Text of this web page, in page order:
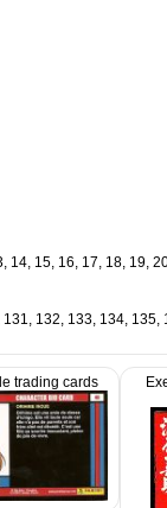
14, 15, 16, 17, 18, 19,
132, 133, 134, 135,
trading cards